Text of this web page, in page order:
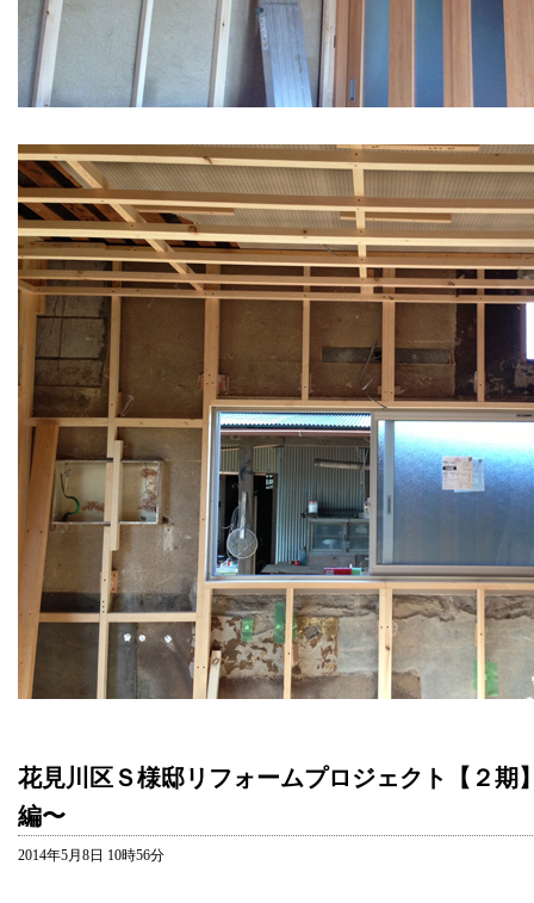
花見川区Ｓ様邸リフォームプロジェクト【２
編〜
2014年5月8日 10時56分